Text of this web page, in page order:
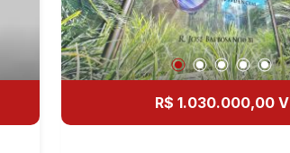
R$ 1.030.000,00 V